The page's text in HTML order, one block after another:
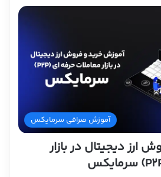
آموزش صرافی سرمایکس
ارز دیجیتال در بازار